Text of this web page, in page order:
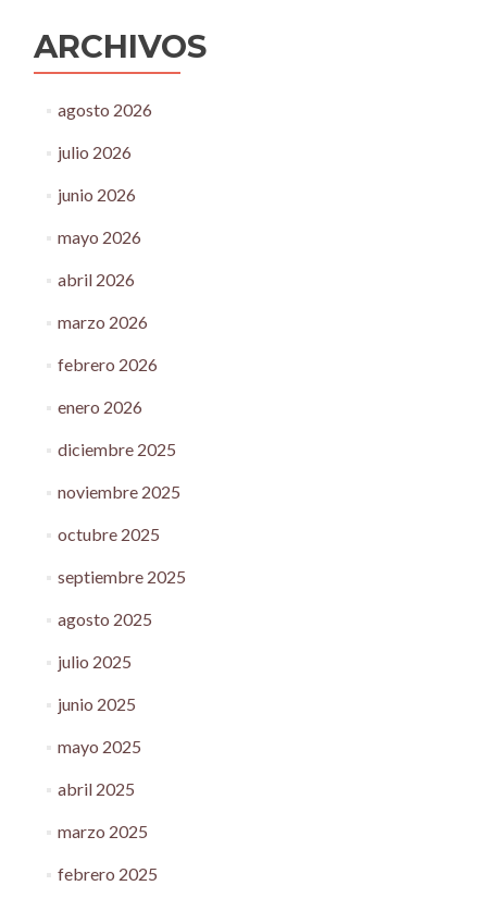
ARCHIVOS
agosto 2026
julio 2026
junio 2026
mayo 2026
abril 2026
marzo 2026
febrero 2026
enero 2026
diciembre 2025
noviembre 2025
octubre 2025
septiembre 2025
agosto 2025
julio 2025
junio 2025
mayo 2025
abril 2025
marzo 2025
febrero 2025